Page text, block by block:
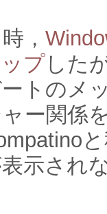
，
プした
トのメ
ー関係
示され